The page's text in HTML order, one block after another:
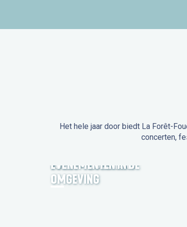
Het hele jaar door biedt La Forêt-
concerten,
FORÊT-FOUESNANT
EVENEMENTEN IN DE
OMGEVING